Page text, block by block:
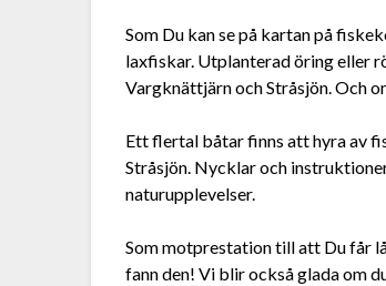
Som Du kan se på kartan på
laxfiskar. Utplanterad öring eller
Vargknättjärn och Stråsjön. Och
Ett flertal båtar finns att hyra av
Stråsjön. Nycklar och
naturupplevelser.
Som motprestation till att Du får
fann den! Vi blir också glada om